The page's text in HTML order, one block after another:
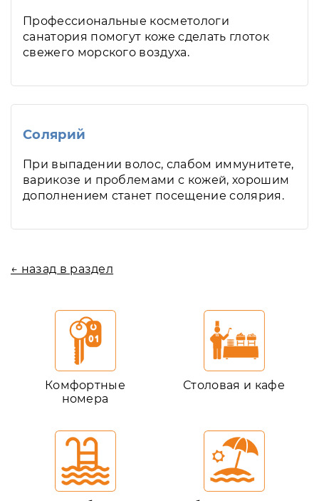
Профессиональные косметологи
санатория помогут коже сделать глоток
свежего морского воздуха.
Солярий
При выпадении волос, слабом иммунитете,
варикозе и проблемами с кожей, хорошим
дополнением станет посещение солярия.
← назад в раздел
Комфортные
номера
Столовая и кафе